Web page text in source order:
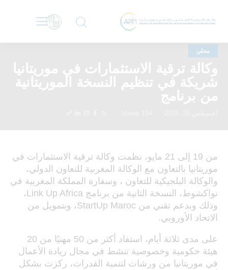
محلي
من 19 إلى 21 مايو، نظمت وكالة ترقية الاستثمارات في
موريتانيا بالتعاون مع الوكالة المغربية للتعاون الدولي،
والوكالة البلجيكية للتعاون ، وسفارة المملكة المغربية في
نواكشوط، النسخة الثانية من برنامج Link Up Africa،
وذلك وبدعم تقني من StartUp Maroc، وبتمويل من
الاتحاد الأوروبي.
على مدى ثلاثة أيام، استفاد أكثر من 50 مهنيًا من 20
هيئة حكومية وخصوصية تنشط في مجال ريادة الأعمال
في موريتانيا من ورشات لتنمية القدرات، ركزت بشكل